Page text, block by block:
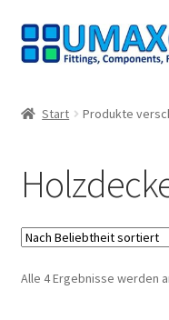
Zur
Navigation
Zum
Inhalt
Datenschutz
Impressum
Kasse
Start Produkte
Alle 4 Ergebnisse werden